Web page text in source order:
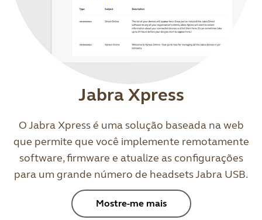
Jabra Xpress
O Jabra Xpress é uma solução baseada na web
que permite que você implemente remotamente
software, firmware e atualize as configurações
para um grande número de headsets Jabra USB.
Mostre-me mais